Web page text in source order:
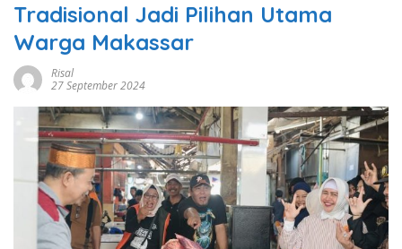
Tradisional Jadi Pilihan Utama
Warga Makassar
Risal
27 September 2024